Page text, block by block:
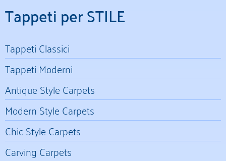
Tappeti per STILE
Tappeti Classici
Tappeti Moderni
Antique Style Carpets
Modern Style Carpets
Chic Style Carpets
Carving Carpets